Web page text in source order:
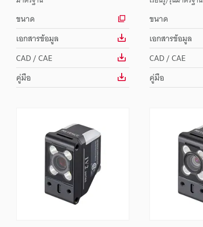
ขนาด
เอกสารข้อมูล
CAD / CAE
คู่มือ
ขนาด
เอกสารข้อมูล
CAD / CAE
คู่มือ